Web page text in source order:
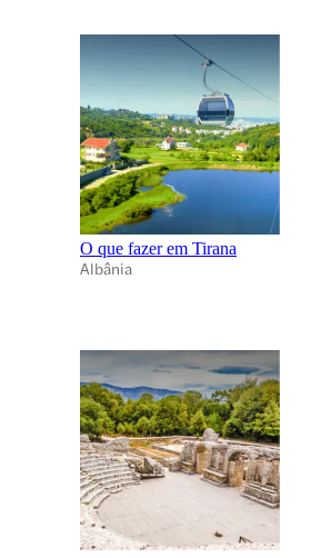
O que fazer em Tirana
Albânia